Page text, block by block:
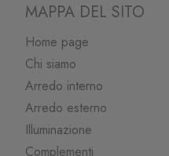
MAPPA DEL SITO
Home page
Chi siamo
Arredo interno
Arredo esterno
Illuminazione
Complementi